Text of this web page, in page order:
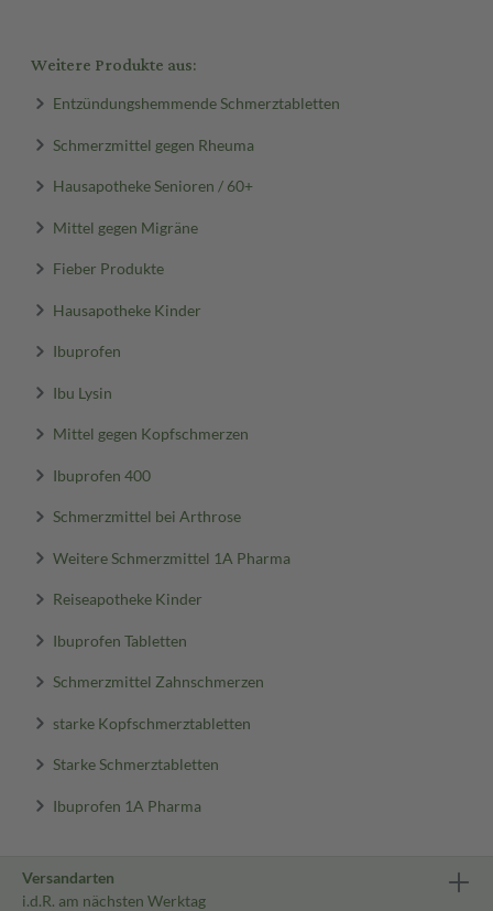
Weitere Produkte aus:
Entzündungshemmende Schmerztabletten
Schmerzmittel gegen Rheuma
Hausapotheke Senioren / 60+
Mittel gegen Migräne
Fieber Produkte
Hausapotheke Kinder
Ibuprofen
Ibu Lysin
Mittel gegen Kopfschmerzen
Ibuprofen 400
Schmerzmittel bei Arthrose
Weitere Schmerzmittel 1A Pharma
Reiseapotheke Kinder
Ibuprofen Tabletten
Schmerzmittel Zahnschmerzen
starke Kopfschmerztabletten
Starke Schmerztabletten
Ibuprofen 1A Pharma
Versandarten
i.d.R. am nächsten Werktag